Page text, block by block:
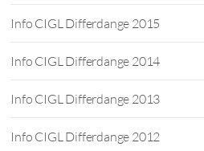
Info CIGL Differdange 2015
Info CIGL Differdange 2014
Info CIGL Differdange 2013
Info CIGL Differdange 2012